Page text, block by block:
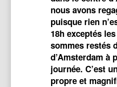
nous avons
puisque rien
18h exceptés
sommes restés
d’Amsterdam à
journée. C’est
propre et